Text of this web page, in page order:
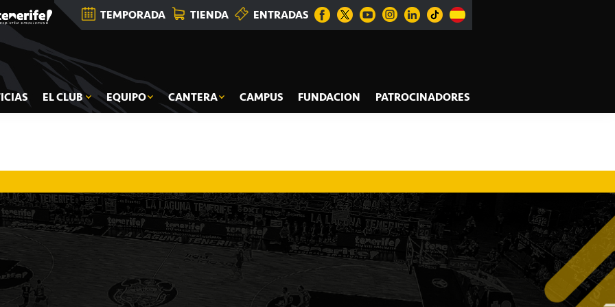
TEMPORADA TIENDA ENTRADAS
EL CLUB EQUIPO CANTERA CAMPUS FUNDACION
PATROCINADORES